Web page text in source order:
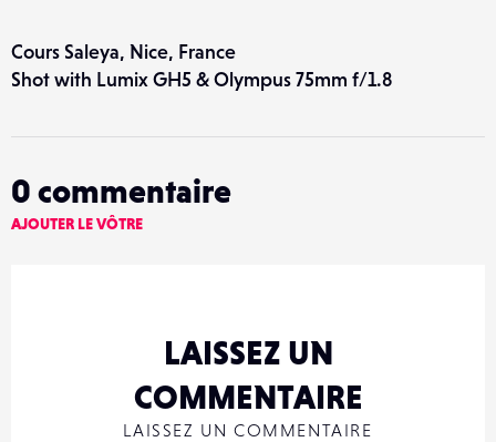
Cours Saleya, Nice, France
Shot with Lumix GH5 & Olympus 75mm f/1.8
0 commentaire
AJOUTER LE VÔTRE
LAISSEZ UN
COMMENTAIRE
LAISSEZ UN COMMENTAIRE